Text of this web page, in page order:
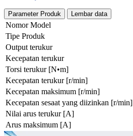
Parameter Produk Lembar data
Nomor Model
Tipe Produk
Output terukur
Kecepatan terukur
Torsi terukur [N•m]
Kecepatan terukur [r/min]
Kecepatan maksimum [r/min]
Kecepatan sesaat yang diizinkan [r/min]
Nilai arus terukur [A]
Arus maksimum [A]